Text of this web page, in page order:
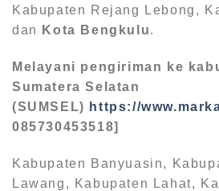
Kabupaten Rejang Lebong,
dan
Kota Bengkulu.
Melayani pengiriman ke
Sumatera Selatan
(SUMSEL) https://
085730453518]
Kabupaten Banyuasin,
Lawang, Kabupaten Lahat,